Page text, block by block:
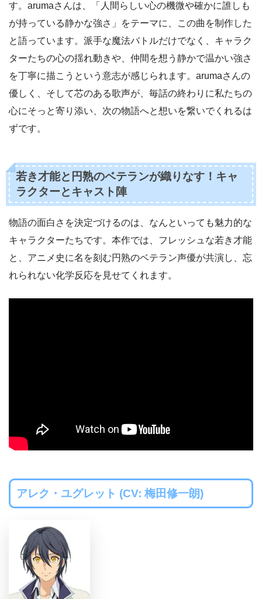
す。arumaさんは、「人間らしい心の機微や確かに誰しも
が持っている静かな強さ」をテーマに、この曲を制作した
と語っています。派手な魔法バトルだけでなく、キャラク
ターたちの心の揺れ動きや、仲間を想う静かで温かい強さ
を丁寧に描こうという意志が感じられます。arumaさんの
優しく、そして芯のある歌声が、毎話の終わりに私たちの
心にそっと寄り添い、次の物語へと想いを繋いでくれるは
ずです。
若き才能と円熟のベテランが織りなす！キャ
ラクターとキャスト陣
物語の面白さを決定づけるのは、なんといっても魅力的な
キャラクターたちです。本作では、フレッシュな若き才能
と、アニメ史に名を刻む円熟のベテラン声優が共演し、忘
れられない化学反応を見せてくれます。
アレク・ユグレット (CV: 梅田修一朗)